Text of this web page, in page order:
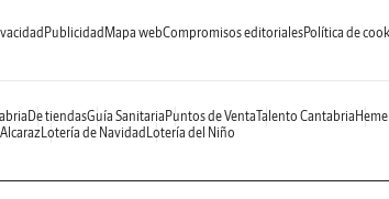
Publicidad Mapa webCompromisos editorialesPolítica de
De tiendasGuía Sanitaria Puntos de VentaTalento Cantabria
Lotería de Navidad Lotería del Niño